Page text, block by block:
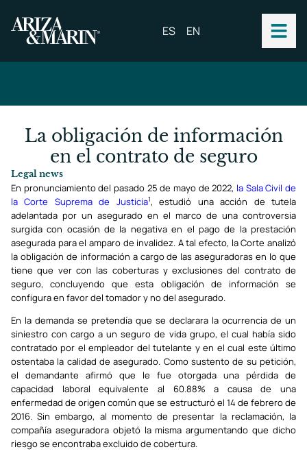
ES EN
La obligación de información
en el contrato de seguro
Legal news
En pronunciamiento del pasado 25 de mayo de 2022, la Sala Civil de
la Corte Suprema de Justicia1, estudió una acción de tutela
adelantada por un asegurado en el marco de una controversia
surgida con ocasión de la negativa en el pago de la prestación
asegurada para el amparo de invalidez. A tal efecto, la Corte analizó
la obligación de información a cargo de las aseguradoras en lo que
tiene que ver con las coberturas y exclusiones del contrato de
seguro, concluyendo que esta obligación de información se
configura en favor del tomador y no del asegurado.
En la demanda se pretendía que se declarara la ocurrencia de un
siniestro con cargo a un seguro de vida grupo, el cual había sido
contratado por el empleador del tutelante y en el cual este último
ostentaba la calidad de asegurado. Como sustento de su petición,
el demandante afirmó que le fue otorgada una pérdida de
capacidad laboral equivalente al 60.88% a causa de una
enfermedad de origen común que se estructuró el 14 de febrero de
2016. Sin embargo, al momento de presentar la reclamación, la
compañía aseguradora objetó la misma argumentando que dicho
riesgo se encontraba excluido de cobertura.